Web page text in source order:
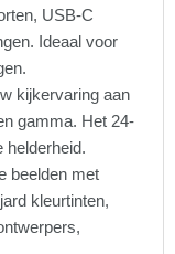
USB-C
Ideaal voor
kijkervaring aan
gamma. Het 24-
helderheid.
beelden met
kleurtinten,